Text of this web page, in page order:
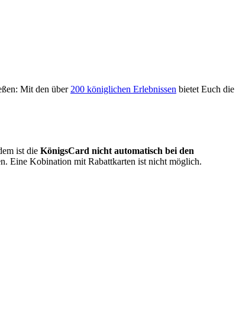
Mit den über 200 königlichen Erlebnissen bietet Euch die
ist die KönigsCard nicht automatisch bei den
Eine Kobination mit Rabattkarten ist nicht möglich.